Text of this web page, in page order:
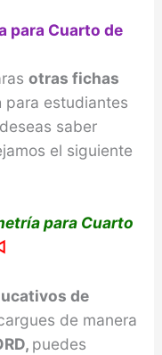
para Cuarto de
otras fichas
para estudiantes
saber
el siguiente
para Cuarto
de
de manera
puedes